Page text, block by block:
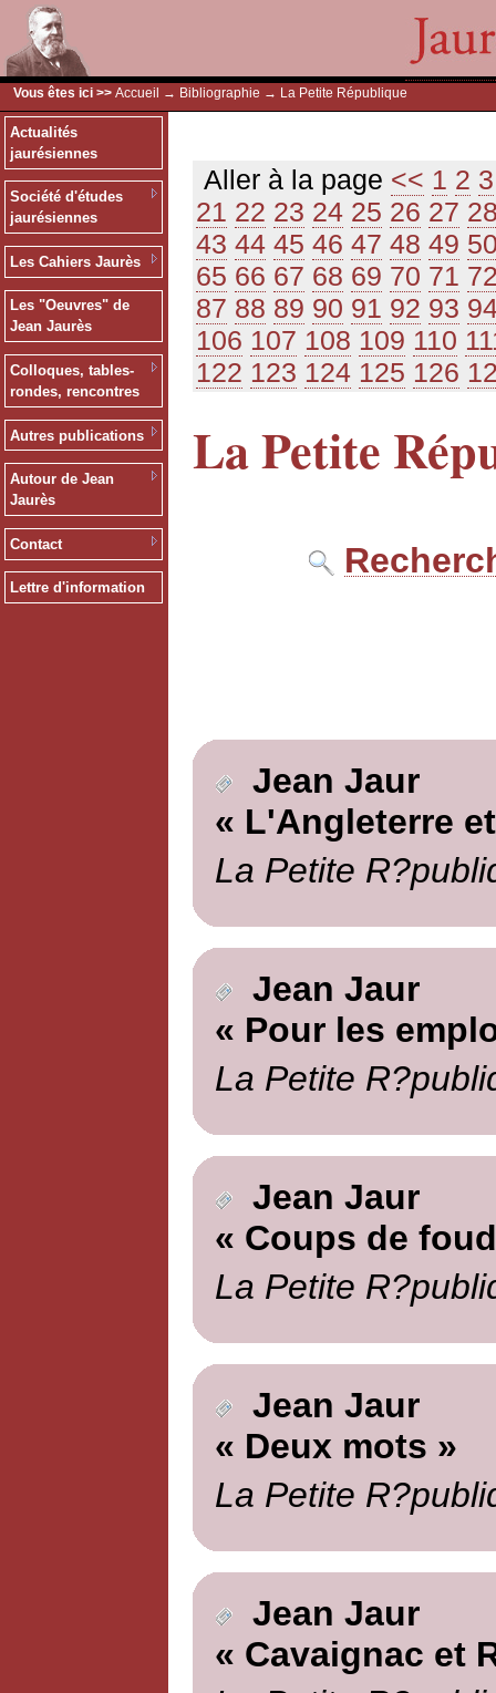
Vous êtes ici >> Accueil → Bibliographie → La Petite République
Actualités
jaurésiennes
Société d'études
jaurésiennes
Les Cahiers Jaurès
Les "Oeuvres" de
Jean Jaurès
Colloques, tables-
rondes, rencontres
Autres publications
Autour de Jean
Jaurès
Contact
Lettre d'information
Aller à la page << 1 2 3
21 22 23 24 25 26 27
43 44 45 46 47 48 49
65 66 67 68 69 70 71
87 88 89 90 91 92 93
106 107 108 109 110
122 123 124 125 126
La Petite
Jean Jaur
« L'Angleterre
La Petite
Jean Jaur
« Pour les
La Petite
Jean Jaur
« Coups de
La Petite
Jean Jaur
« Deux mots »
La Petite
Jean Jaur
« Cavaignac et